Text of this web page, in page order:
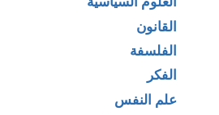
القانون
الفلسفة
الفكر
علم النفس